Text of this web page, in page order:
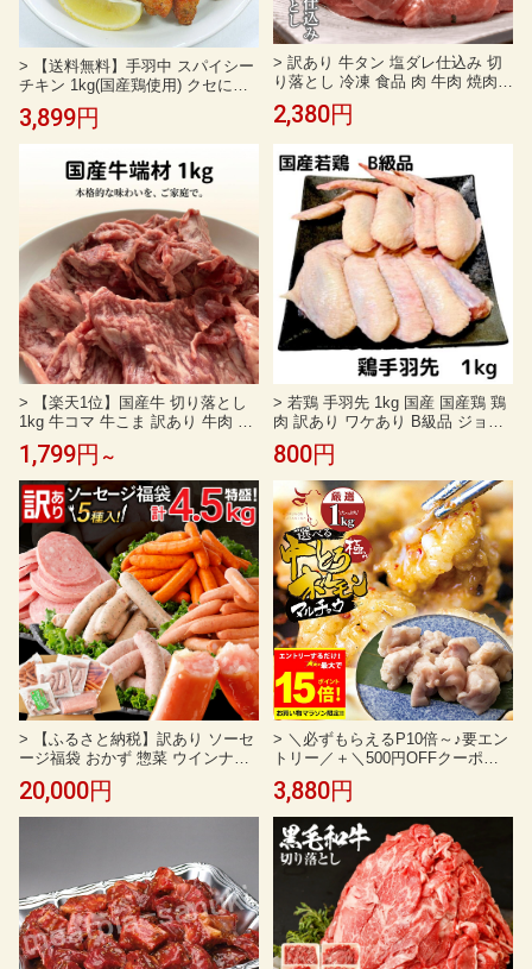
> 【送料無料】手羽中 スパイシー
チキン 1kg(国産鶏使用) クセにな
る辛さ 簡単調理【鳥肉】【冷凍】
(fn70801)まとめ買い 大量 冷凍惣
菜 業務用 家庭用 お惣菜 お弁当 電
子レンジ 温めるだけ 冷凍 朝食 弁
当 おかず レンチン 訳あり レンジ
でチン 冷凍おかずセット 福袋 食
3,899円
> 訳あり 牛タン 塩ダレ仕込み 切
り落とし 冷凍 食品 肉 牛肉 焼肉 b
bq 食材 タン塩
2,380円
> 【楽天1位】国産牛 切り落とし
1kg 牛コマ 牛こま 訳あり 牛肉 国
産牛100％ 真空冷凍 牛丼 肉じゃが
カレー 炒め物 業務用 冷凍 えつす
い【動画あり】[どれでも5品で送
料無料]【お肉・BBQ】★
1,799円 ～
> 若鶏 手羽先 1kg 国産 国産鶏 鶏
肉 訳あり ワケあり B級品 ジョイ
ント ウイング とりにく 鳥肉 とり
肉 冷凍 業務用 総額1万円以上 送
料無料
800円
> 【ふるさと納税】訳あり ソーセ
ージ福袋 おかず 惣菜 ウインナー
ソーセージ 5種セット 合計4.5kg
大容量 特盛 粗挽き 食べ比べ 冷凍
ストック おつまみ 博多の薫り や
20,000円
> ＼必ずもらえるP10倍～♪要エン
トリー／＋＼500円OFFクーポン
発行中／ お値打ち 中トロ ( マルチ
ョウ ) 上 ホルモン 1kg 附属タレ付
き150ml×1 ◆選べる「タレ揉み・
白ホルモン・タレ×白」◆ 冷蔵 訳
あり 厳選US牛 もつ鍋 ギフト お
祝い
3,880円